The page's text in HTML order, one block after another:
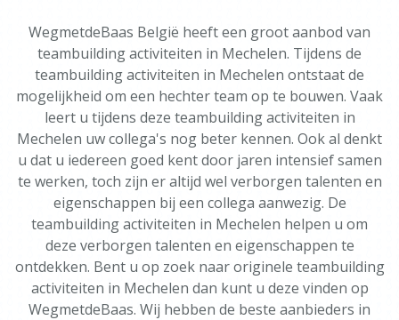
WegmetdeBaas België heeft een groot aanbod van
teambuilding activiteiten in Mechelen. Tijdens de
teambuilding activiteiten in Mechelen ontstaat de
mogelijkheid om een hechter team op te bouwen. Vaak
leert u tijdens deze teambuilding activiteiten in
Mechelen uw collega's nog beter kennen. Ook al denkt
u dat u iedereen goed kent door jaren intensief samen
te werken, toch zijn er altijd wel verborgen talenten en
eigenschappen bij een collega aanwezig. De
teambuilding activiteiten in Mechelen helpen u om
deze verborgen talenten en eigenschappen te
ontdekken. Bent u op zoek naar originele teambuilding
activiteiten in Mechelen dan kunt u deze vinden op
WegmetdeBaas. Wij hebben de beste aanbieders in